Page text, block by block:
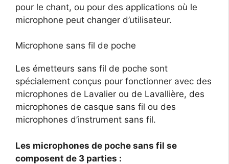
pour le chant, ou pour des applications où le
microphone peut changer d’utilisateur.
Microphone sans fil de poche
Les émetteurs sans fil de poche sont
spécialement conçus pour fonctionner avec des
microphones de Lavalier ou de Lavallière, des
microphones de casque sans fil ou des
microphones d’instrument sans fil.
Les microphones de poche sans fil se
composent de 3 parties :